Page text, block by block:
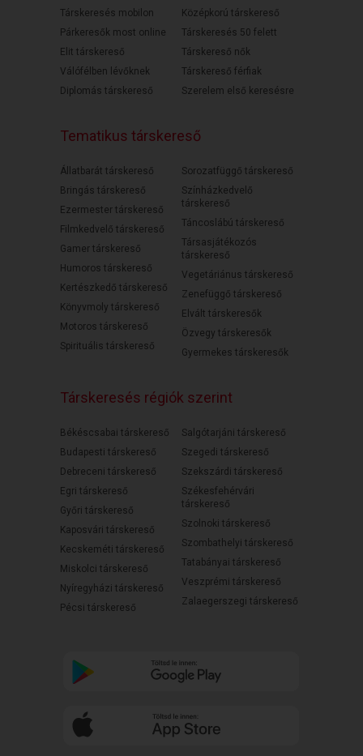
Társkeresés mobilon
Párkeresők most online
Elit társkereső
Válófélben lévőknek
Diplomás társkereső
Középkorú társkereső
Társkeresés 50 felett
Társkereső nők
Társkereső férfiak
Szerelem első keresésre
Tematikus társkereső
Állatbarát társkereső
Bringás társkereső
Ezermester társkereső
Filmkedvelő társkereső
Gamer társkereső
Humoros társkereső
Kertészkedő társkereső
Könyvmoly társkereső
Motoros társkereső
Spirituális társkereső
Sorozatfüggő társkereső
Színházkedvelő
társkereső
Táncoslábú társkereső
Társasjátékozós
társkereső
Vegetáriánus társkereső
Zenefüggő társkereső
Elvált társkeresők
Özvegy társkeresők
Gyermekes társkeresők
Társkeresés régiók szerint
Békéscsabai társkereső
Budapesti társkereső
Debreceni társkereső
Egri társkereső
Győri társkereső
Kaposvári társkereső
Kecskeméti társkereső
Miskolci társkereső
Nyíregyházi társkereső
Pécsi társkereső
Salgótarjáni társkereső
Szegedi társkereső
Szekszárdi társkereső
Székesfehérvári
társkereső
Szolnoki társkereső
Szombathelyi társkereső
Tatabányai társkereső
Veszprémi társkereső
Zalaegerszegi társkereső